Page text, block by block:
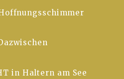
in Haltern am See